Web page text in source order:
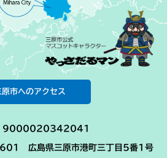
原市へのアクセス
9000020342041
広島県三原市港町三丁目5番1号